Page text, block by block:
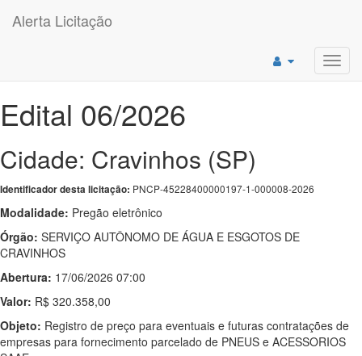
Alerta Licitação
Edital 06/2026
Cidade: Cravinhos (SP)
Identificador desta licitação: PNCP-45228400000197-1-000008-2026
Modalidade: Pregão eletrônico
Órgão: SERVIÇO AUTÔNOMO DE ÁGUA E ESGOTOS DE
CRAVINHOS
Abertura: 17/06/2026 07:00
Valor: R$ 320.358,00
Objeto: Registro de preço para eventuais e futuras contratações de
empresas para fornecimento parcelado de PNEUS e ACESSORIOS